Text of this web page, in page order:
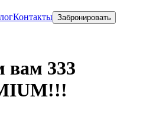
Контакты Забронировать
вам 333